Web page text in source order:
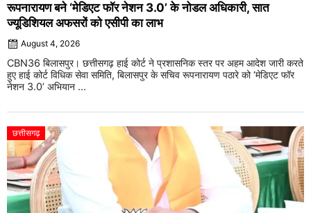
रूपनारायण बने ‘मेडिएट फॉर नेशन 3.0’ के नोडल अधिकारी, सात
ज्यूडिशियल अफसरों को एसीपी का लाभ
August 4, 2026
CBN36 बिलासपुर। छत्तीसगढ़ हाई कोर्ट ने प्रशासनिक स्तर पर अहम आदेश जारी करते
हुए हाई कोर्ट विधिक सेवा समिति, बिलासपुर के सचिव रूपनारायण पठारे को ‘मेडिएट फॉर
नेशन 3.0’ अभियान ...
छत्तीसगढ़